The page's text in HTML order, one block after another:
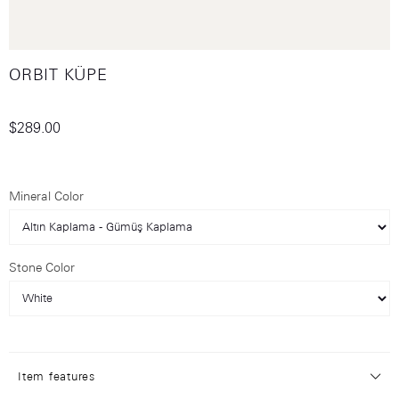
ORBIT KÜPE
$289.00
Mineral Color
Stone Color
Item features